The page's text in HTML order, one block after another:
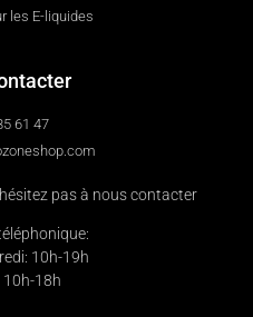
les E-liquides
61 47
pas à nous contacter
10h-19h
10h-18h